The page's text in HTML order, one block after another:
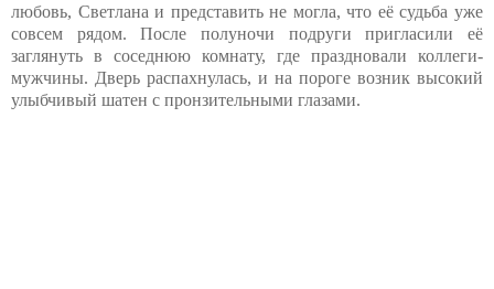
любовь, Светлана и представить не могла, что её судьба уже
совсем рядом. После полуночи подруги пригласили её
заглянуть в соседнюю комнату, где праздновали коллеги-
мужчины. Дверь распахнулась, и на пороге возник высокий
улыбчивый шатен с пронзительными глазами.